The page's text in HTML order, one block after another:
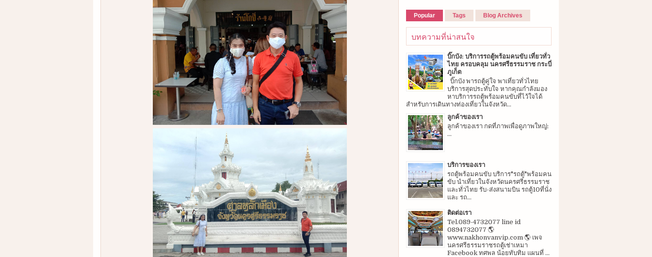
Popular Tags Blog Archives
บทความที่น่าสนใจ
บิ๊กบัง: บริการรถตู้พร้อมคนขับ เที่ยวทั่ว
ไทย ครอบคลุม นครศรีธรรมราช กระบี่
ภูเก็ต
บิ๊กบัง พารถตู้คู่ใจ พาเที่ยวทั่วไทย
บริการสุดประทับใจ หากคุณกำลังมอง
หาบริการรถตู้พร้อมคนขับที่ไว้ใจได้
สำหรับการเดินทางท่องเที่ยวในจังหวัด...
ลูกค้าของเรา
ลูกค้าของเรา กดที่ภาพเพื่อดูภาพใหญ่:
...
บริการของเรา
รถตู้พร้อมคนขับ บริการ"รถตู้"พร้อมคน
ขับ นำเที่ยวในจังหวัดนครศรีธรรมราช
และทั่วไทย รับ-ส่งสนามบิน รถตู้10ที่นั่ง
และ รถ...
ติดต่อเรา
Tel.089-4732077 line id
0894732077 🌎
www.nakhonvanvip.com 🌎 เพจ
นครศรีธรรมราชรถตู้เช่าเหมา
Facebook ทศพล น้อยทับทิม แผนที่ ...